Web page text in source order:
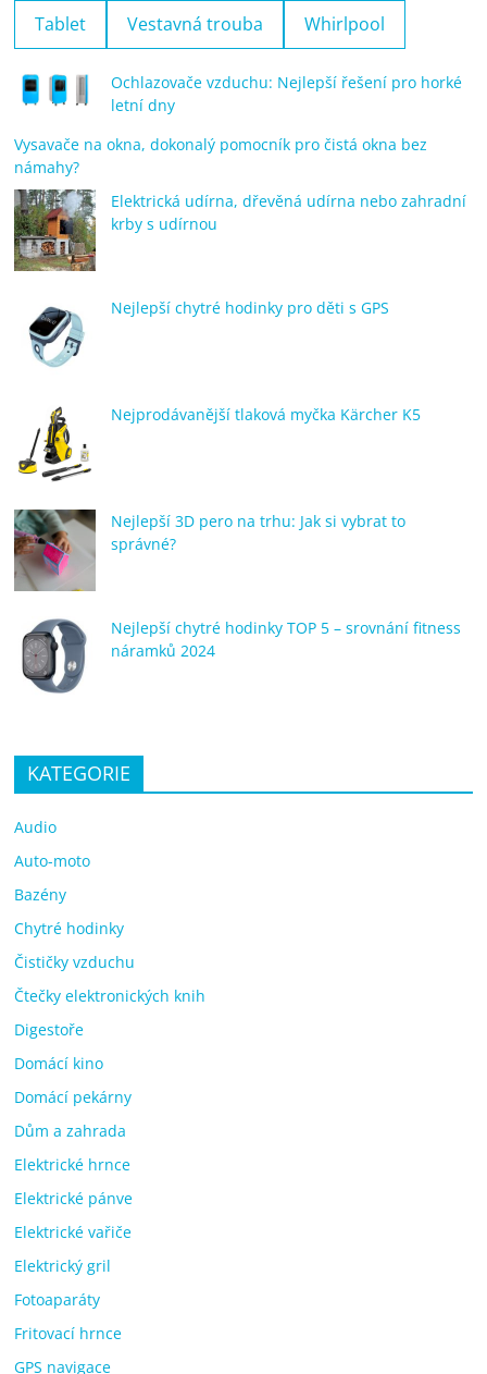
Tablet Vestavná trouba Whirlpool
Ochlazovače vzduchu: Nejlepší řešení pro horké
letní dny
Vysavače na okna, dokonalý pomocník pro čistá okna bez
námahy?
Elektrická udírna, dřevěná udírna nebo zahradní
krby s udírnou
Nejlepší chytré hodinky pro děti s GPS
Nejprodávanější tlaková myčka Kärcher K5
Nejlepší 3D pero na trhu: Jak si vybrat to
správné?
Nejlepší chytré hodinky TOP 5 – srovnání fitness
náramků 2024
KATEGORIE
Audio
Auto-moto
Bazény
Chytré hodinky
Čističky vzduchu
Čtečky elektronických knih
Digestoře
Domácí kino
Domácí pekárny
Dům a zahrada
Elektrické hrnce
Elektrické pánve
Elektrické vařiče
Elektrický gril
Fotoaparáty
Fritovací hrnce
GPS navigace